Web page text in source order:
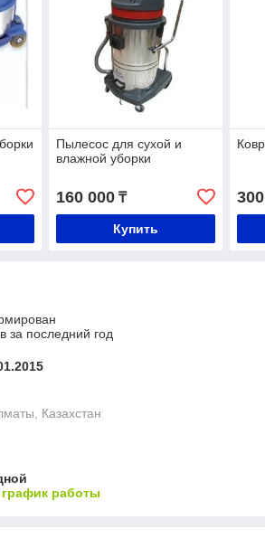
Пылесос для сухой и
влажной уборки
160 000₸
Купить
за последний год
Казахстан
график работы